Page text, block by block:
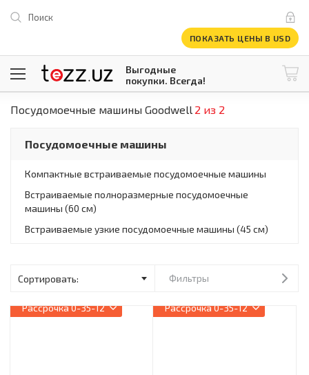
Поиск
ПОКАЗАТЬ ЦЕНЫ В USD
Выгодные
покупки. Всегда!
1 USD = 12 296.16 сум\ @tezzuz
Все категории
Компьютеры и оргтехника
Телевизоры
Климатическая техника
Крупнобытовая техника
Мелкая бытовая техника
Инструменты и техника
Климатическая техника
Встраиваемая техника
Мелкая бытовая техника
Посудомоечные машины Goodwell 2 из 2
Посудомоечные машины
Компактные встраиваемые посудомоечные машины
Встраиваемые полноразмерные посудомоечные
машины (60 см)
Встраиваемые узкие посудомоечные машины (45 см)
Фильтры
Рассрочка0-35-12 Рассрочка0-35-12